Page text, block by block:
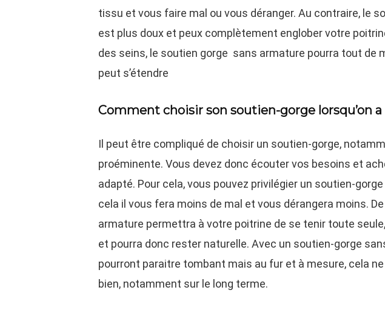
tissu et vous faire mal ou vous déranger. Au contraire, le
est plus doux et peux complètement englober votre
des seins, le soutien gorge sans armature pourra tout de
peut s’étendre
Comment choisir son soutien-gorge lorsqu’on
Il peut être compliqué de choisir un soutien-gorge,
proéminente. Vous devez donc écouter vos besoins et
adapté. Pour cela, vous pouvez privilégier un soutien-
cela il vous fera moins de mal et vous dérangera moins.
armature permettra à votre poitrine de se tenir toute
et pourra donc rester naturelle. Avec un soutien-gorge
pourront paraitre tombant mais au fur et à mesure, cela
bien, notamment sur le long terme.